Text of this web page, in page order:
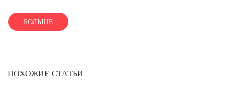
БОЛЬШЕ
ПОХОЖИЕ СТАТЬИ